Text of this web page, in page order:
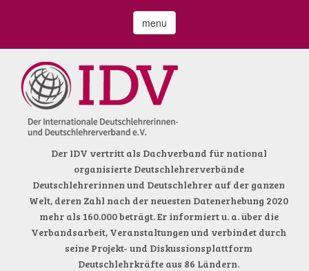
menu
Der IDV vertritt als Dachverband für national
organisierte Deutschlehrerverbände
Deutschlehrerinnen und Deutschlehrer auf der ganzen
Welt, deren Zahl nach der neuesten Datenerhebung 2020
mehr als 160.000 beträgt. Er informiert u. a. über die
Verbandsarbeit, Veranstaltungen und verbindet durch
seine Projekt- und Diskussionsplattform
Deutschlehrkräfte aus 86 Ländern.